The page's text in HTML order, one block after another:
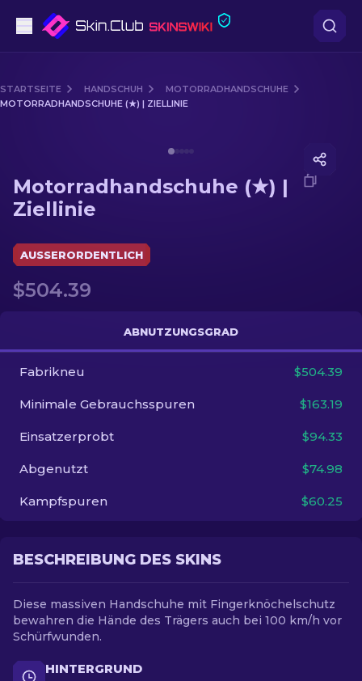
Mittelklasse
Scharfschützengewehr
Handschuh
Andere
DE
STARTSEITE HANDSCHUH
MOTORRADHANDSCHUHE
MOTORRADHANDSCHUHE (★) | ZIELLINIE
Motorradhandschuhe (★) |
Ziellinie
AUSSERORDENTLICH
$504.39
ABNUTZUNGSGRAD
Fabrikneu $504.39
Minimale Gebrauchsspuren $163.19
Einsatzerprobt $94.33
Abgenutzt $74.98
Kampfspuren $60.25
BESCHREIBUNG DES SKINS
Diese massiven Handschuhe mit Fingerknöchelschutz
bewahren die Hände des Trägers auch bei 100 km/h vor
Schürfwunden.
HINTERGRUND